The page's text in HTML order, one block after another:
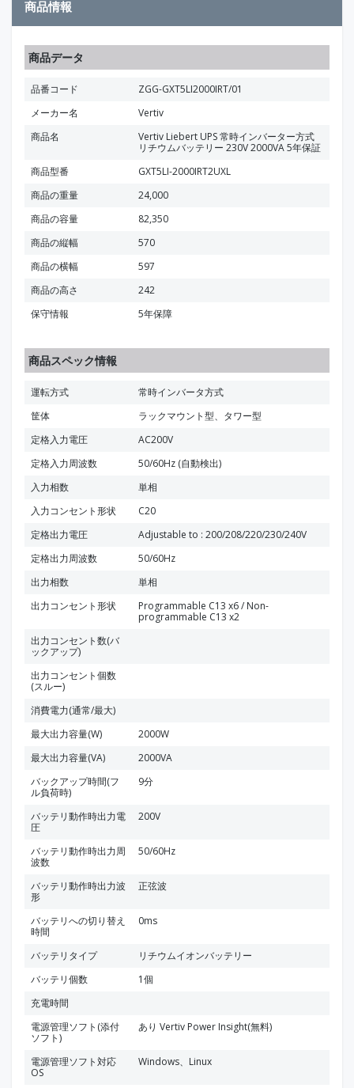
商品情報
商品データ
品番コード
ZGG-GXT5LI2000IRT/01
メーカー名
Vertiv
商品名
Vertiv Liebert UPS 常時インバーター方式
リチウムバッテリー 230V 2000VA 5年保証
商品型番
GXT5LI-2000IRT2UXL
商品の重量
24,000
商品の容量
82,350
商品の縦幅
570
商品の横幅
597
商品の高さ
242
保守情報
5年保障
商品スペック情報
運転方式
常時インバータ方式
筐体
ラックマウント型、タワー型
定格入力電圧
AC200V
定格入力周波数
50/60Hz (自動検出)
入力相数
単相
入力コンセント形状
C20
定格出力電圧
Adjustable to : 200/208/220/230/240V
定格出力周波数
50/60Hz
出力相数
単相
出力コンセント形状
Programmable C13 x6 / Non-
programmable C13 x2
出力コンセント数(バ
ックアップ)
出力コンセント個数
(スルー)
消費電力(通常/最大)
最大出力容量(W)
2000W
最大出力容量(VA)
2000VA
バックアップ時間(フ
ル負荷時)
9分
バッテリ動作時出力電
圧
200V
バッテリ動作時出力周
波数
50/60Hz
バッテリ動作時出力波
形
正弦波
バッテリへの切り替え
時間
0ms
バッテリタイプ
リチウムイオンバッテリー
バッテリ個数
1個
充電時間
電源管理ソフト(添付
ソフト)
あり Vertiv Power Insight(無料)
電源管理ソフト対応
OS
Windows、Linux